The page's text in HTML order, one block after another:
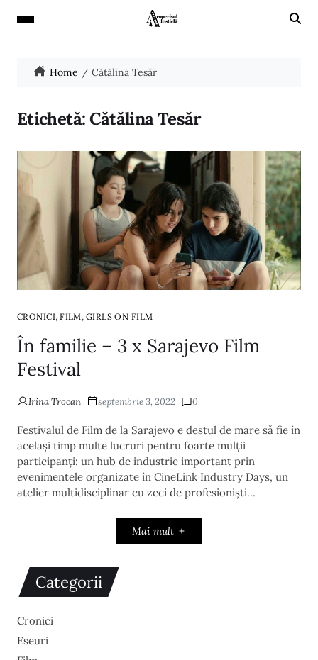
Home Cătălina Tesăr
Etichetă:Cătălina Tesăr
CRONICI,FILM , GIRLS ON FILM
În familie – 3 x Sarajevo Film
Festival
Irina Trocan septembrie 3, 2022 0
Festivalul de Film de la Sarajevo e destul de mare să fie în
același timp multe lucruri pentru foarte mulții
participanți: un hub de industrie important prin
evenimentele organizate în CineLink Industry Days, un
atelier multidisciplinar cu zeci de profesioniști…
Mai mult
Categorii
Cronici
Eseuri